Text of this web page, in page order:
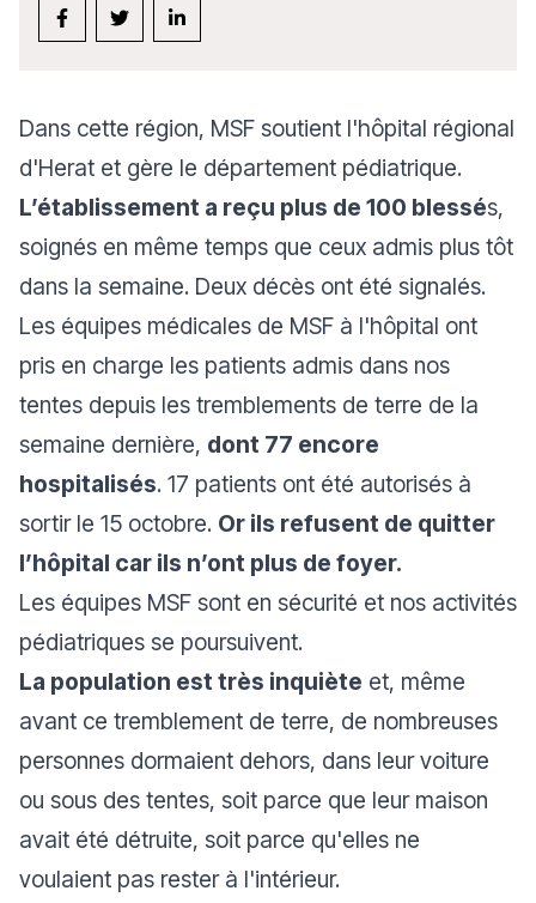
Dans cette région, MSF soutient l'hôpital régional
d'Herat et gère le département pédiatrique.
L’établissement a reçu plus de 100 blessés,
soignés en même temps que ceux admis plus tôt
dans la semaine. Deux décès ont été signalés.
Les équipes médicales de MSF à l'hôpital ont
pris en charge les patients admis dans nos
tentes depuis les tremblements de terre de la
semaine dernière, dont 77 encore
hospitalisés. 17 patients ont été autorisés à
sortir le 15 octobre. Or ils refusent de quitter
l’hôpital car ils n’ont plus de foyer.
Les équipes MSF sont en sécurité et nos activités
pédiatriques se poursuivent.
La population est très inquiète et, même
avant ce tremblement de terre, de nombreuses
personnes dormaient dehors, dans leur voiture
ou sous des tentes, soit parce que leur maison
avait été détruite, soit parce qu'elles ne
voulaient pas rester à l'intérieur.